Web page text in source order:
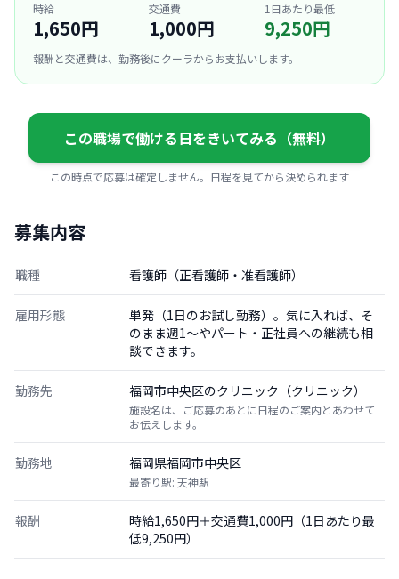
時給
1,650円
交通費
1,000円
1日あたり最低
9,250円
報酬と交通費は、勤務後にクーラからお支払いします。
この職場で働ける日をきいてみる（無料）
この時点で応募は確定しません。日程を見てから決められます
募集内容
職種 看護師（正看護師・准看護師）
雇用形態
単発（1日のお試し勤務）。気に入れば、そ
のまま週1〜やパート・正社員への継続も相
談できます。
勤務先 福岡市中央区のクリニック（クリニック）
施設名は、ご応募のあとに日程のご案内とあわせて
お伝えします。
勤務地 福岡県福岡市中央区
最寄り駅: 天神駅
報酬
時給1,650円＋交通費1,000円（1日あたり最
低9,250円）